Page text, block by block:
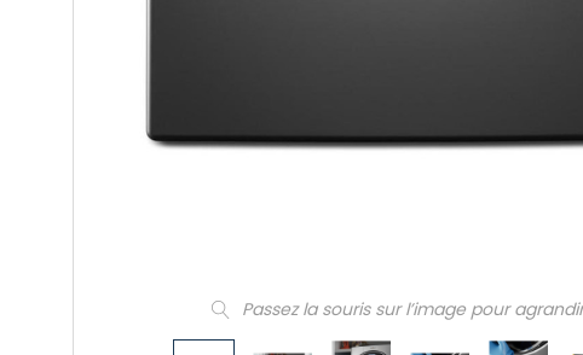
Passez la souris sur l’image pour agrandir